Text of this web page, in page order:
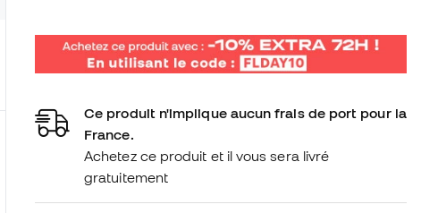
Ce produit n'implique aucun frais de port pour la
France.
Achetez ce produit et il vous sera livré
gratuitement